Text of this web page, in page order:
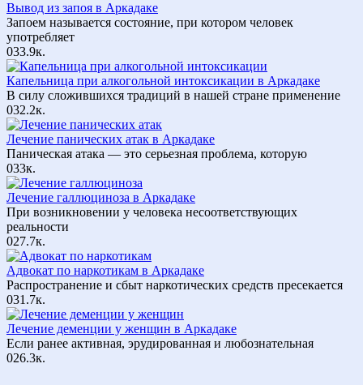
Вывод из запоя в Аркадаке
Запоем называется состояние, при котором человек
употребляет
033.9к.
Капельница при алкогольной интоксикации в Аркадаке
В силу сложившихся традиций в нашей стране применение
032.2к.
Лечение панических атак в Аркадаке
Паническая атака — это серьезная проблема, которую
033к.
Лечение галлюциноза в Аркадаке
При возникновении у человека несоответствующих
реальности
027.7к.
Адвокат по наркотикам в Аркадаке
Распространение и сбыт наркотических средств пресекается
031.7к.
Лечение деменции у женщин в Аркадаке
Если ранее активная, эрудированная и любознательная
026.3к.